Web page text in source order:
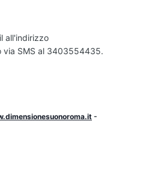
all'indirizzo
via SMS al 3403554435.
-